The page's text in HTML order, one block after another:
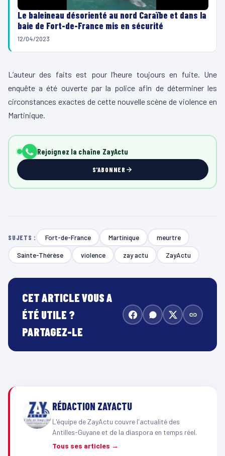
Le baleineau désorienté au nord Caraïbe et dans la
baie de Fort-de-France mis en sécurité
12/04/2023
L’auteur des faits est pour l’heure toujours en fuite. Une
enquête a été ouverte par la police afin de déterminer les
circonstances exactes de cette nouvelle scène de violence en
Martinique.
Rejoignez la chaîne ZayActu
S'ABONNER
SUJETS : Fort-de-France Martinique meurtre
Sainte-Thérèse violence zay actu ZayActu
CET ARTICLE VOUS A
ÉTÉ UTILE ?
PARTAGEZ-LE
RÉDACTION ZAYACTU
L'équipe de ZayActu couvre l'actualité des
Antilles-Guyane et de la diaspora en temps réel.
Tous ses articles →